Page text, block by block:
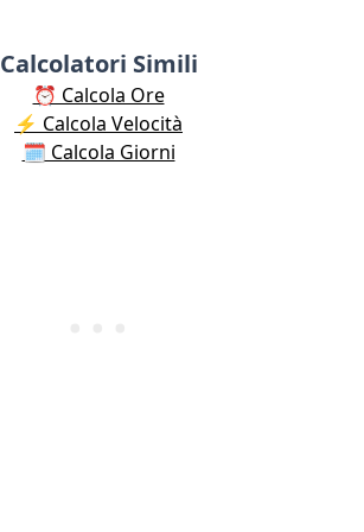
Calcolatori Simili
⏰ Calcola Ore
⚡️ Calcola Velocità
🗓️ Calcola Giorni